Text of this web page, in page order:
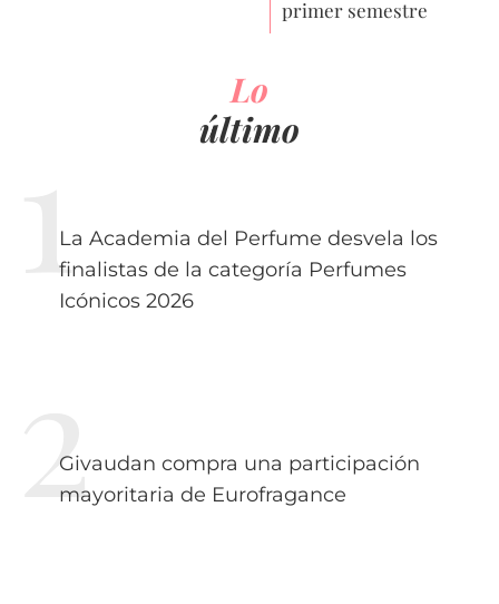
primer semestre
Lo
último
La Academia del Perfume desvela los
finalistas de la categoría Perfumes
Icónicos 2026
Givaudan compra una participación
mayoritaria de Eurofragance